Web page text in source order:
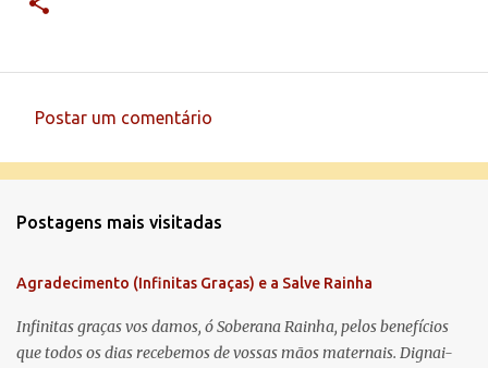
e
t
á
r
Postar um comentário
Postagens mais visitadas
Agradecimento (Infinitas Graças) e a Salve Rainha
Infinitas graças vos damos, ó Soberana Rainha, pelos benefícios
que todos os dias recebemos de vossas mãos maternais. Dignai-